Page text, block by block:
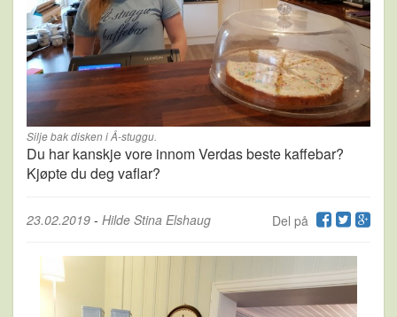
Silje bak disken i Å-stuggu.
Du har kanskje vore innom Verdas beste kaffebar?
Kjøpte du deg vaflar?
Del på
23.02.2019 - Hilde Stina Elshaug